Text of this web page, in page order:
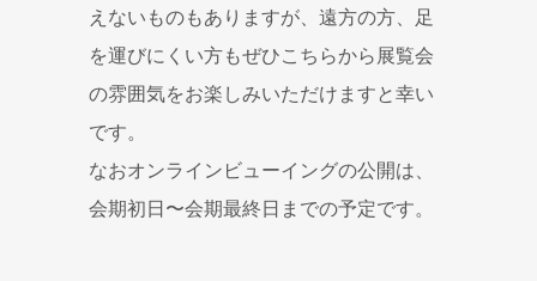
えないものもありますが、遠方の方、足
を運びにくい方もぜひこちらから展覧会
の雰囲気をお楽しみいただけますと幸い
です。
なおオンラインビューイングの公開は、
会期初日〜会期最終日までの予定です。